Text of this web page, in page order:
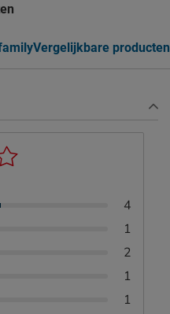
Vergelijkbare producten
4
1
2
1
1